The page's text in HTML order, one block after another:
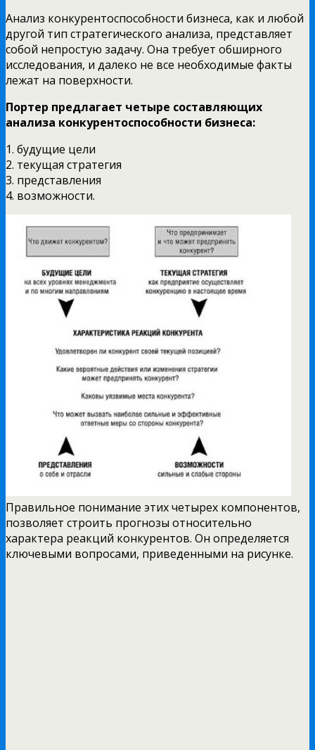
Анализ конкурентоспособности бизнеса, как и любой
другой тип стратегического анализа, представляет
собой непростую задачу. Она требует обширного
исследования, и далеко не все необходимые факты
лежат на поверхности.
Портер предлагает четыре составляющих
анализа конкурентоспособности бизнеса:
1. будущие цели
2. текущая стратегия
3. представления
4. возможности.
Правильное понимание этих четырех компонентов,
позволяет строить прогнозы относительно
характера реакций конкурентов. Он определяется
ключевыми вопросами, приведенными на рисунке.